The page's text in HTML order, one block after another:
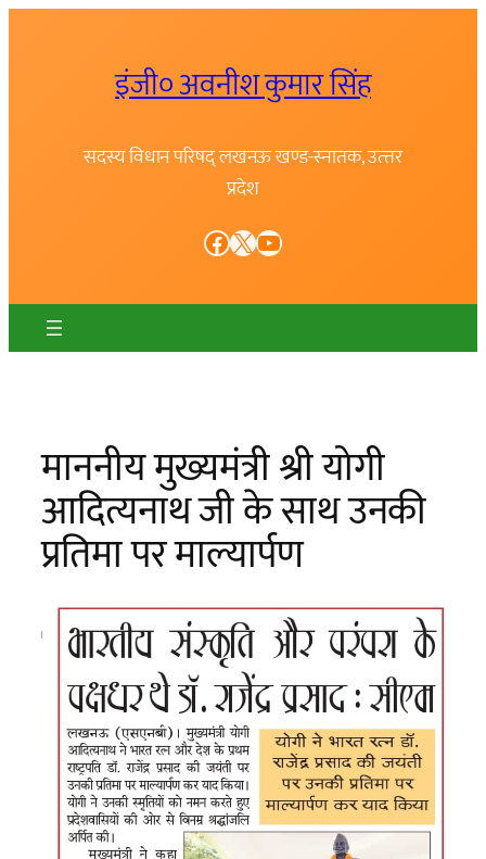
इंजी० अवनीश कुमार सिंह
सदस्य विधान परिषद् लखनऊ खण्ड-स्नातक, उत्त्तर
प्रदेश
Facebook X YouTube
माननीय मुख्यमंत्री श्री योगी
आदित्यनाथ जी के साथ उनकी
प्रतिमा पर माल्यार्पण